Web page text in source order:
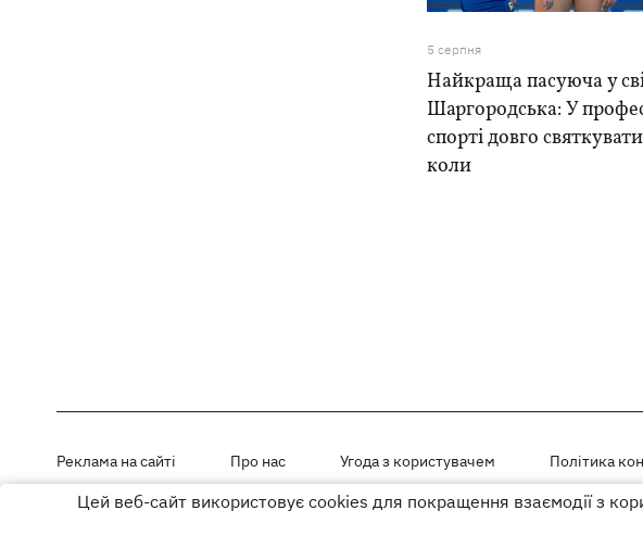
5 серпня
Найкраща пасуюча у
Шаргородська: У
спорті довго
коли
Реклама на сайті Про нас Угода з користувачем Політика
Матеріали під рубриками «Новини компанії», «PR» і «Факт» розміщені на правах реклами
Цей веб-сайт використовує cookies для покращення взаємодії з